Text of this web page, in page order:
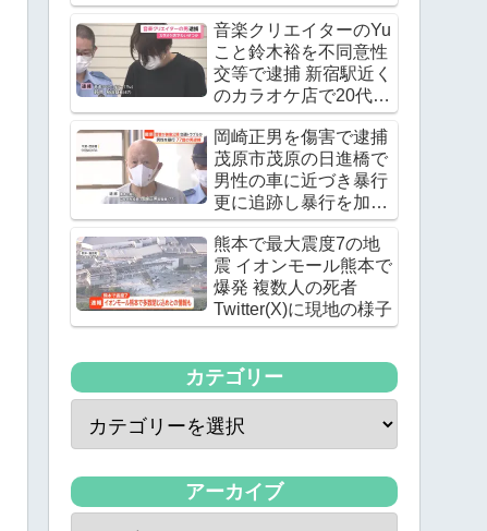
走 ワンボックスカーと
衝突し逃走
音楽クリエイターのYu
こと鈴木裕を不同意性
交等で逮捕 新宿駅近く
のカラオケ店で20代の
女優の下半身を触る
岡崎正男を傷害で逮捕
茂原市茂原の日進橋で
男性の車に近づき暴行
更に追跡し暴行を加え
る
熊本で最大震度7の地
震 イオンモール熊本で
爆発 複数人の死者
Twitter(X)に現地の様子
カテゴリー
アーカイブ